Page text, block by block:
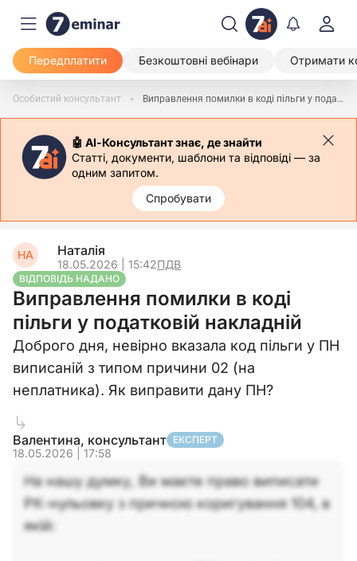
Передплатити Безкоштовні вебінари Отримати
Особистий консультант Виправлення помилки в коді пільги у податковій накладній
🤖 АІ-Консультант знає, де знайти
Статті, документи, шаблони та відповіді — за
одним запитом.
Спробувати
НА Наталія
18.05.2026 | 15:42ПДВ
ВІДПОВІДЬ НАДАНО
Виправлення помилки в коді
пільги у податковій накладній
Доброго дня, невірно вказала код пільги у ПН
виписаній з типом причини 02 (на
неплатника). Як виправити дану ПН?
Валентина, консультант ЕКСПЕРТ
18.05.2026 | 17:58
На нашу думку, Ви маєте право виписати
РК-нульовку з причною коригування 104, в
якій: